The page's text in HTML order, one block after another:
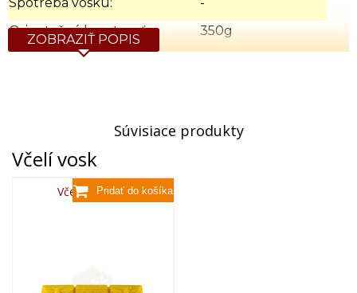
Orientačná hmotnosť:
350g
ZOBRAZIŤ POPIS
Súvisiace produkty
Včelí vosk
Včelí vosk,80g